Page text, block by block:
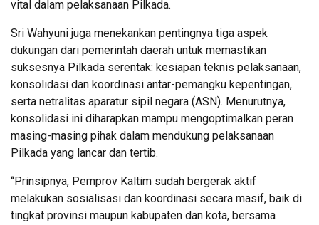
vital dalam pelaksanaan Pilkada.
Sri Wahyuni juga menekankan pentingnya tiga aspek
dukungan dari pemerintah daerah untuk memastikan
suksesnya Pilkada serentak: kesiapan teknis pelaksanaan,
konsolidasi dan koordinasi antar-pemangku kepentingan,
serta netralitas aparatur sipil negara (ASN). Menurutnya,
konsolidasi ini diharapkan mampu mengoptimalkan peran
masing-masing pihak dalam mendukung pelaksanaan
Pilkada yang lancar dan tertib.
“Prinsipnya, Pemprov Kaltim sudah bergerak aktif
melakukan sosialisasi dan koordinasi secara masif, baik di
tingkat provinsi maupun kabupaten dan kota, bersama